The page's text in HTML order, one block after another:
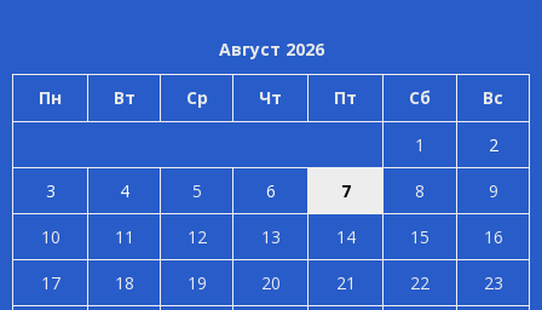
Август 2026
Пн Вт Ср Чт Пт Сб Вс
1
2
3
4 5 6 7 8
9
10
11 12 13 14 15
16
17
18 19 20 21 22
23